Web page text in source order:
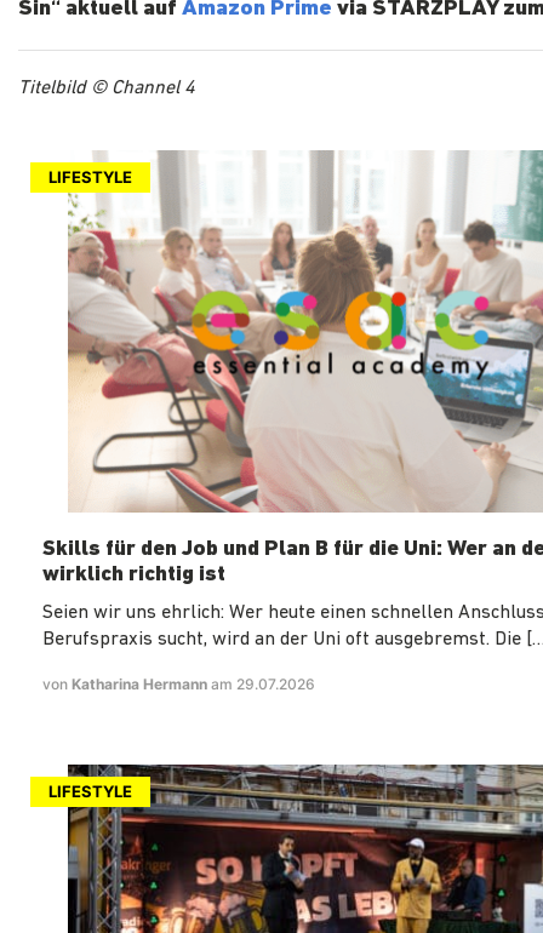
Sin“ aktuell auf Amazon Prime via STARZPLAY
Titelbild © Channel 4
LIFESTYLE
Skills für den Job und Plan B für die Uni: Wer an
wirklich richtig ist
Seien wir uns ehrlich: Wer heute einen schnellen
Berufspraxis sucht, wird an der Uni oft ausgebremst. Die
von Katharina Hermann am 29.07.2026
LIFESTYLE